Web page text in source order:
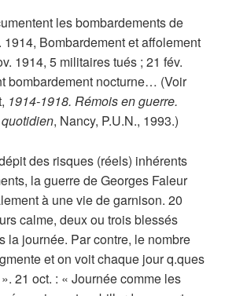
les bombardements de
1914, Bombardement et affolement
1914, 5 militaires tués ; 21 fév.
bombardement nocturne… (Voir
1914-1918. Rémois en guerre.
quotidien, Nancy, P.U.N., 1993.)
des risques (réels) inhérents
la guerre de Georges Faleur
à une vie de garnison. 20
calme, deux ou trois blessés
la journée. Par contre, le nombre
et on voit chaque jour q.ques
21 oct. : « Journée comme les